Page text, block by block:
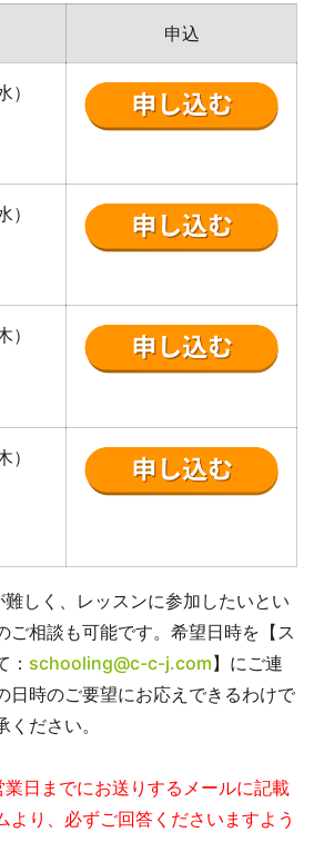
申込
しく、レッスンに参加したいとい
ご相談も可能です。希望日時を【ス
： schooling@c-c-j.com】にご連
日時のご要望にお応えできるわけで
ださい。
日までにお送りするメールに記載
より、必ずご回答くださいますよう